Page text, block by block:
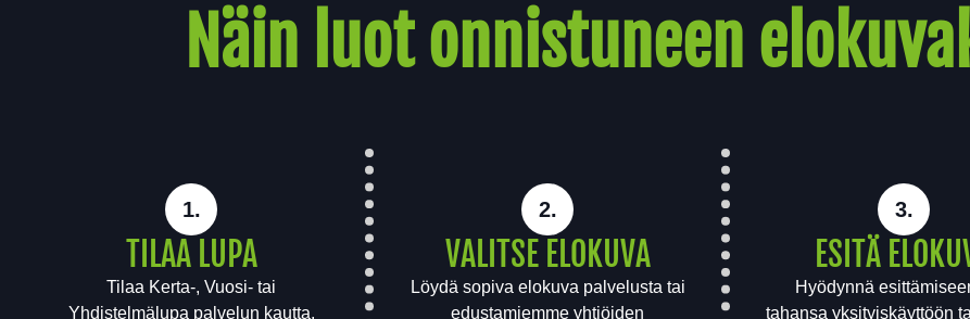
Näin luot onnistuneen
1.
TILAA LUPA
Tilaa Kerta-, Vuosi- tai
Yhdistelmälupa palvelun kautta.
2.
VALITSE ELOKUVA
Löydä sopiva elokuva palvelusta tai
edustamiemme yhtiöiden
3.
ESITÄ
Hyödynnä
tahansa yksityiskäyttöön